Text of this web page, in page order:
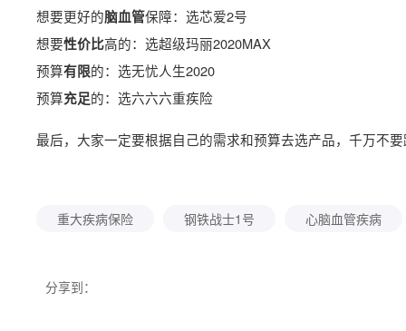
想要更好的脑血管保障：选芯爱2号
想要性价比高的：选超级玛丽2020MAX
预算有限的：选无忧人生2020
预算充足的：选六六六重疾险
最后，大家一定要根据自己的需求和预算去选产品，千万不
分享到：
重大疾病保险 钢铁战士1号 心脑血管疾病